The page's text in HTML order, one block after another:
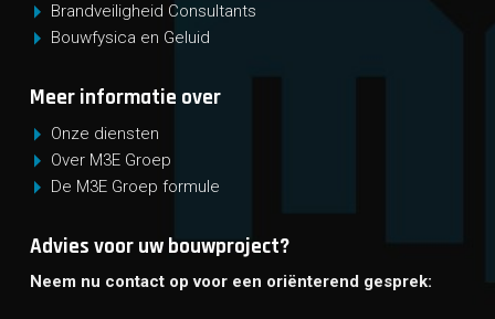
Brandveiligheid Consultants
Bouwfysica en Geluid
Meer informatie over
Onze diensten
Over M3E Groep
De M3E Groep formule
Advies voor uw bouwproject?
Neem nu contact op voor een oriënterend gesprek: